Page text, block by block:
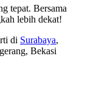
tepat. Bersama
lebih dekat!
di Surabaya,
Bekasi